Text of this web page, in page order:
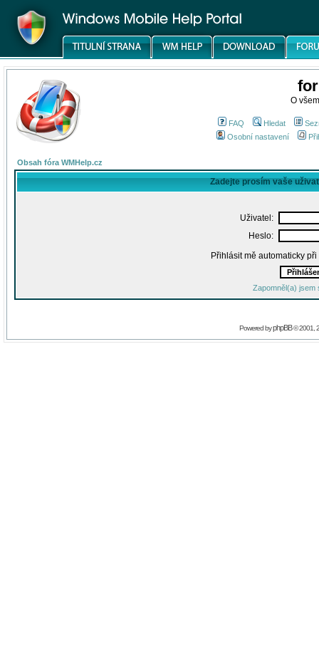
O
FAQ Hledat
Osobní nastavení
Obsah fóra WMHelp.cz
Zadejte prosím vaše
Uživatel:
Heslo:
Přihlásit mě automaticky
Zapomněl(a) jsem
Powered byphpBB© 2001,